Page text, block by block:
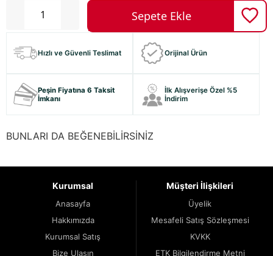
Hızlı ve Güvenli Teslimat Orijinal Ürün
Peşin Fiyatına 6 Taksit
İmkanı
İlk Alışverişe Özel %5
İndirim
BUNLARI DA BEĞENEBİLİRSİNİZ
Kurumsal
Anasayfa
Hakkımızda
Kurumsal Satış
Bize Ulaşın
Müşteri İlişkileri
Üyelik
Mesafeli Satış Sözleşmesi
KVKK
ETK Bilgilendirme Metni